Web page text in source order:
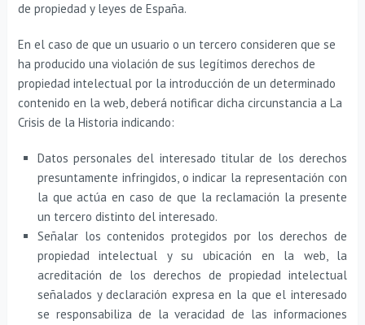
de propiedad y leyes de España.
En el caso de que un usuario o un tercero consideren que se
ha producido una violación de sus legítimos derechos de
propiedad intelectual por la introducción de un determinado
contenido en la web, deberá notificar dicha circunstancia a La
Crisis de la Historia indicando:
Datos personales del interesado titular de los derechos
presuntamente infringidos, o indicar la representación con
la que actúa en caso de que la reclamación la presente
un tercero distinto del interesado.
Señalar los contenidos protegidos por los derechos de
propiedad intelectual y su ubicación en la web, la
acreditación de los derechos de propiedad intelectual
señalados y declaración expresa en la que el interesado
se responsabiliza de la veracidad de las informaciones